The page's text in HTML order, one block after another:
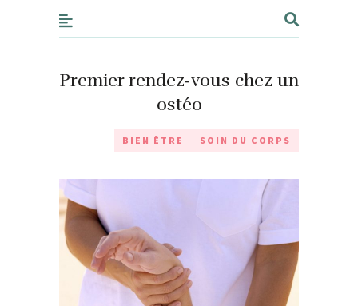
Premier rendez-vous chez un
ostéo
BIEN ÊTRE SOIN DU CORPS